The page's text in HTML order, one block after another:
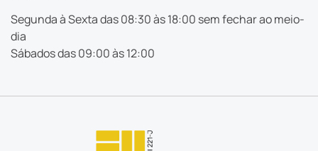
Segunda à Sexta das 08:30 às 18:00 sem fechar ao meio-
dia
Sábados das 09:00 às 12:00